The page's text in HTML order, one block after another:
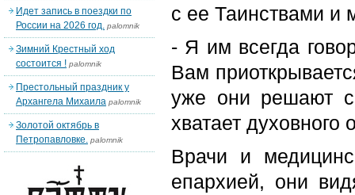
с ее Таинствами и
- Я им всегда
Вам
уже они решают
хватает духовного
Врачи и
епархией, они
Идет запись в поездки по
России на 2026 год. palomnik
Зимний Крестный ход
состоится ! palomnik
Престольный праздник у
Архангела Михаила palomnik
Золотой октябрь в
Петропавловке. palomnik